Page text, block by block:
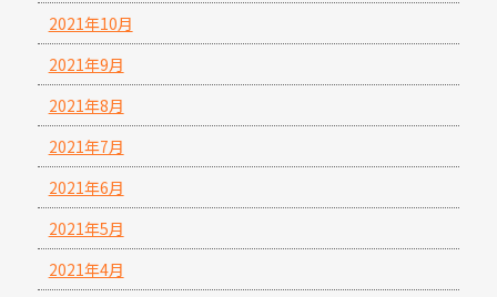
2021年10月
2021年9月
2021年8月
2021年7月
2021年6月
2021年5月
2021年4月